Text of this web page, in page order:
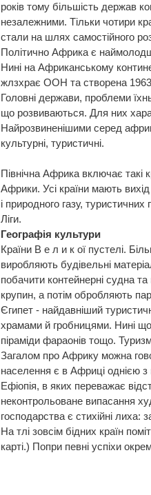
років тому більшість держав
незалежними. Тільки чотири
стали на шлях самостійного
Політично Африка є
Нині на Афри­канському
жлзхрає ООН та створена 1963
Головні держави, проблеми
що розвиваються. Для них
Найрозвиненішими серед
культурні, туристичні.
Північна Африка включає такі
Африки. Усі країни мають
і природного газу, туристичних
Ліги.
Географія культури
Країни В е л и к ої пустелі.
виробляють будівельні
побачити контейнерні судна
крупин, а потім обробляють
Єгипет - найдавніший
храмами й гробницями. Нині
піраміди фараонів тощо.
Загалом про Африку можна
населення є в Африці однією
Ефіопія, в яких переважає
неконтрольоване випасання
господарства є стихійні лиха:
На тлі зовсім бідних країн
карті.) Попри певні успіхи